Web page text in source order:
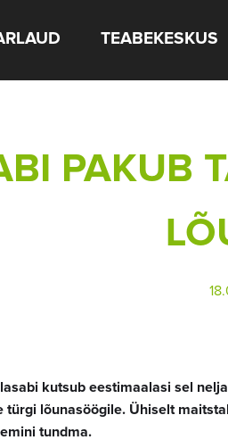
TEABEKESKUS
PAKUB
kutsub eestimaalasi sel
türgi lõunasöögile. Ühiselt
tundma.